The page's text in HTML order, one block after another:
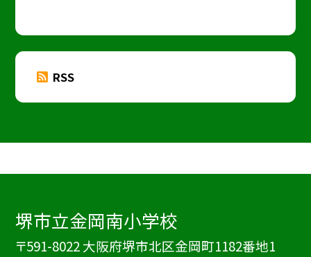
RSS
堺市立金岡南小学校
〒591-8022 大阪府堺市北区金岡町1182番地1